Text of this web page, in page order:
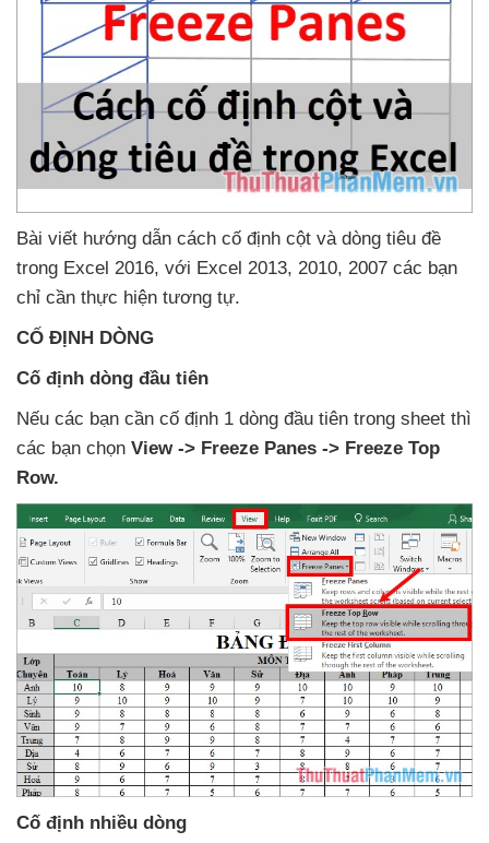
Bài viết hướng dẫn cách cố định cột và dòng tiêu đề
trong Excel 2016, với Excel 2013, 2010, 2007 các bạn
chỉ cần thực hiện tương tự.
CỐ ĐỊNH DÒNG
Cố định dòng đầu tiên
Nếu các bạn cần cố định 1 dòng đầu tiên trong sheet thì
các bạn chọn View -> Freeze Panes -> Freeze Top
Row.
Cố định nhiều dòng